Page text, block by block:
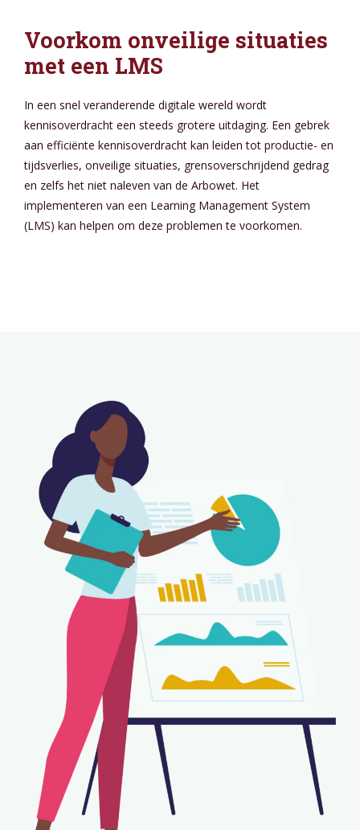
Voorkom onveilige situaties
met een LMS
In een snel veranderende digitale wereld wordt
kennisoverdracht een steeds grotere uitdaging. Een gebrek
aan efficiënte kennisoverdracht kan leiden tot productie- en
tijdsverlies, onveilige situaties, grensoverschrijdend gedrag
en zelfs het niet naleven van de Arbowet. Het
implementeren van een Learning Management System
(LMS) kan helpen om deze problemen te voorkomen.